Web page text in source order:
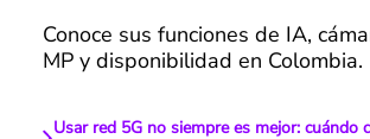
Conoce sus funciones de IA,
MP y disponibilidad en Colombia.
Usar red 5G no siempre es mejor: cuándo